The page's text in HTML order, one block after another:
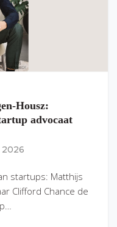
Housz:
advocaat
2026
startups: Matthijs
Clifford Chance de